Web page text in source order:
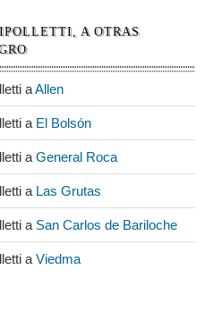
A OTRAS
aAllen
a El Bolsón
a General Roca
a Las Grutas
a San Carlos de Bariloche
a Viedma